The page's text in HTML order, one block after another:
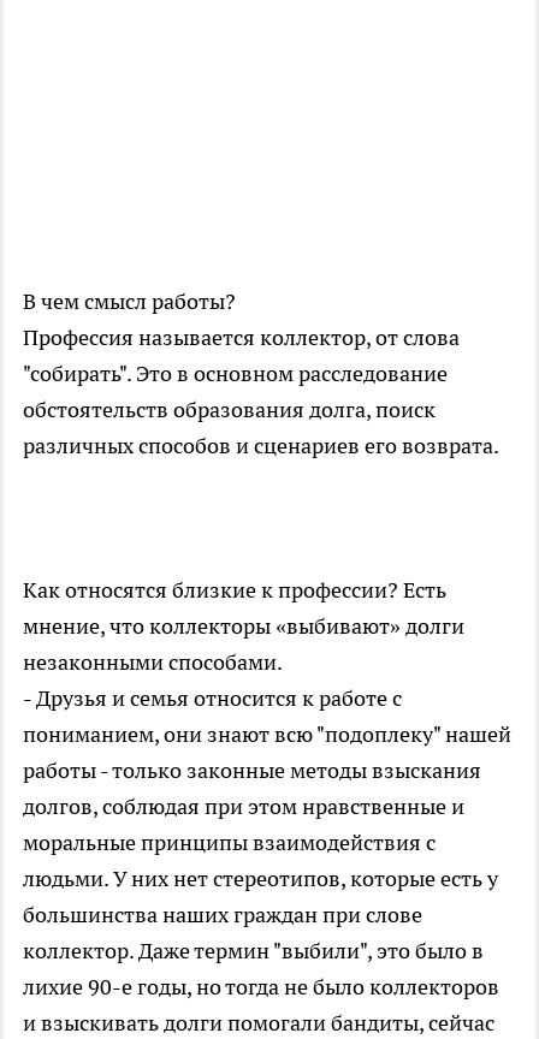
В чем смысл работы?
Профессия называется коллектор, от слова
"собирать". Это в основном расследование
обстоятельств образования долга, поиск
различных способов и сценариев его возврата.
Как относятся близкие к профессии? Есть
мнение, что коллекторы «выбивают» долги
незаконными способами.
- Друзья и семья относится к работе с
пониманием, они знают всю "подоплеку" нашей
работы - только законные методы взыскания
долгов, соблюдая при этом нравственные и
моральные принципы взаимодействия с
людьми. У них нет стереотипов, которые есть у
большинства наших граждан при слове
коллектор. Даже термин "выбили", это было в
лихие 90-е годы, но тогда не было коллекторов
и взыскивать долги помогали бандиты, сейчас